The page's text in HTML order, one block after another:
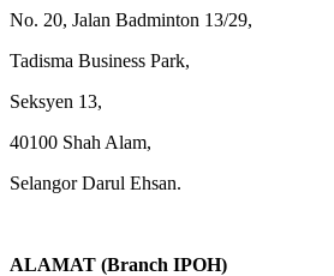
No. 20, Jalan Badminton 13/29,
Tadisma Business Park,
Seksyen 13,
40100 Shah Alam,
Selangor Darul Ehsan.
ALAMAT (Branch IPOH)